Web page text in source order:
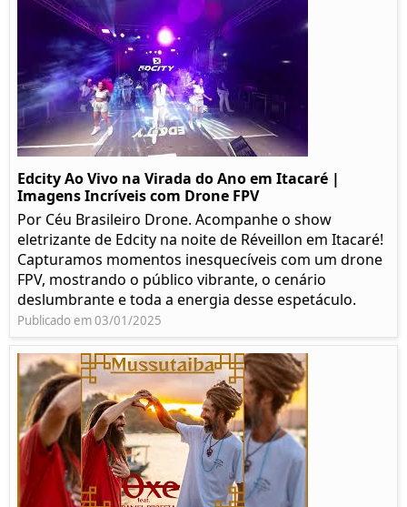
Edcity Ao Vivo na Virada do Ano em Itacaré |
Imagens Incríveis com Drone FPV
Por Céu Brasileiro Drone. Acompanhe o show
eletrizante de Edcity na noite de Réveillon em Itacaré!
Capturamos momentos inesquecíveis com um drone
FPV, mostrando o público vibrante, o cenário
deslumbrante e toda a energia desse espetáculo.
Publicado em 03/01/2025